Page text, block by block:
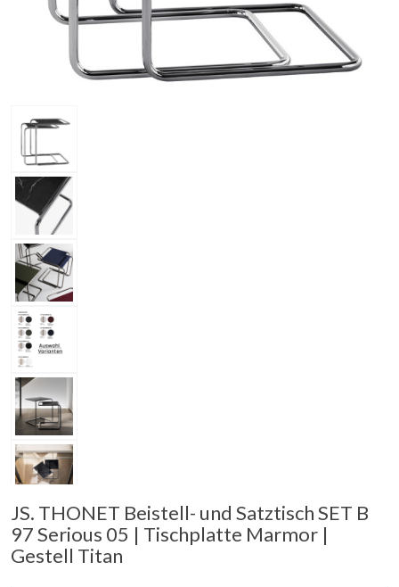
JS. THONET Beistell- und Satztisch SET B
97 Serious 05 | Tischplatte Marmor |
Gestell Titan